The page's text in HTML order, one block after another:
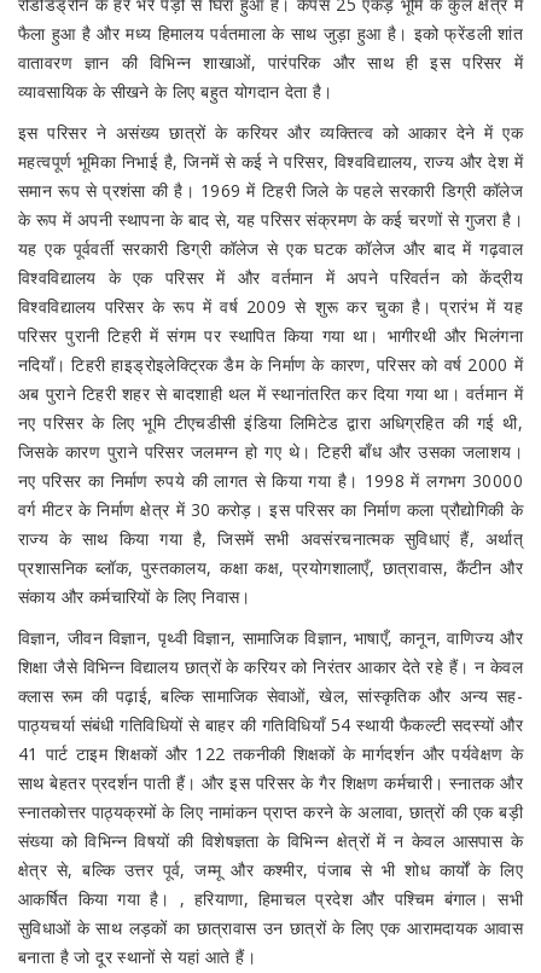
फैला हुआ है और मध्य हिमालय पर्वतमाला के साथ जुड़ा हुआ है। इको फ्रेंडली शांत
वातावरण ज्ञान की विभिन्न शाखाओं, पारंपरिक और साथ ही इस परिसर में
व्यावसायिक के सीखने के लिए बहुत योगदान देता है।
इस परिसर ने असंख्य छात्रों के करियर और व्यक्तित्व को आकार देने में एक
महत्वपूर्ण भूमिका निभाई है, जिनमें से कई ने परिसर, विश्वविद्यालय, राज्य और देश में
समान रूप से प्रशंसा की है। 1969 में टिहरी जिले के पहले सरकारी डिग्री कॉलेज
के रूप में अपनी स्थापना के बाद से, यह परिसर संक्रमण के कई चरणों से गुजरा है।
यह एक पूर्ववर्ती सरकारी डिग्री कॉलेज से एक घटक कॉलेज और बाद में गढ़वाल
विश्वविद्यालय के एक परिसर में और वर्तमान में अपने परिवर्तन को केंद्रीय
विश्वविद्यालय परिसर के रूप में वर्ष 2009 से शुरू कर चुका है। प्रारंभ में यह
परिसर पुरानी टिहरी में संगम पर स्थापित किया गया था। भागीरथी और भिलंगना
नदियाँ। टिहरी हाइड्रोइलेक्ट्रिक डैम के निर्माण के कारण, परिसर को वर्ष 2000 में
अब पुराने टिहरी शहर से बादशाही थल में स्थानांतरित कर दिया गया था। वर्तमान में
नए परिसर के लिए भूमि टीएचडीसी इंडिया लिमिटेड द्वारा अधिग्रहित की गई थी,
जिसके कारण पुराने परिसर जलमग्न हो गए थे। टिहरी बाँध और उसका जलाशय।
नए परिसर का निर्माण रुपये की लागत से किया गया है। 1998 में लगभग 30000
वर्ग मीटर के निर्माण क्षेत्र में 30 करोड़। इस परिसर का निर्माण कला प्रौद्योगिकी के
राज्य के साथ किया गया है, जिसमें सभी अवसंरचनात्मक सुविधाएं हैं, अर्थात्
प्रशासनिक ब्लॉक, पुस्तकालय, कक्षा कक्ष, प्रयोगशालाएँ, छात्रावास, कैंटीन और
संकाय और कर्मचारियों के लिए निवास।
विज्ञान, जीवन विज्ञान, पृथ्वी विज्ञान, सामाजिक विज्ञान, भाषाएँ, कानून, वाणिज्य और
शिक्षा जैसे विभिन्न विद्यालय छात्रों के करियर को निरंतर आकार देते रहे हैं। न केवल
क्लास रूम की पढ़ाई, बल्कि सामाजिक सेवाओं, खेल, सांस्कृतिक और अन्य सह-
पाठ्यचर्या संबंधी गतिविधियों से बाहर की गतिविधियाँ 54 स्थायी फैकल्टी सदस्यों और
41 पार्ट टाइम शिक्षकों और 122 तकनीकी शिक्षकों के मार्गदर्शन और पर्यवेक्षण के
साथ बेहतर प्रदर्शन पाती हैं। और इस परिसर के गैर शिक्षण कर्मचारी। स्नातक और
स्नातकोत्तर पाठ्यक्रमों के लिए नामांकन प्राप्त करने के अलावा, छात्रों की एक बड़ी
संख्या को विभिन्न विषयों की विशेषज्ञता के विभिन्न क्षेत्रों में न केवल आसपास के
क्षेत्र से, बल्कि उत्तर पूर्व, जम्मू और कश्मीर, पंजाब से भी शोध कार्यों के लिए
आकर्षित किया गया है। , हरियाणा, हिमाचल प्रदेश और पश्चिम बंगाल। सभी
सुविधाओं के साथ लड़कों का छात्रावास उन छात्रों के लिए एक आरामदायक आवास
बनाता है जो दूर स्थानों से यहां आते हैं।